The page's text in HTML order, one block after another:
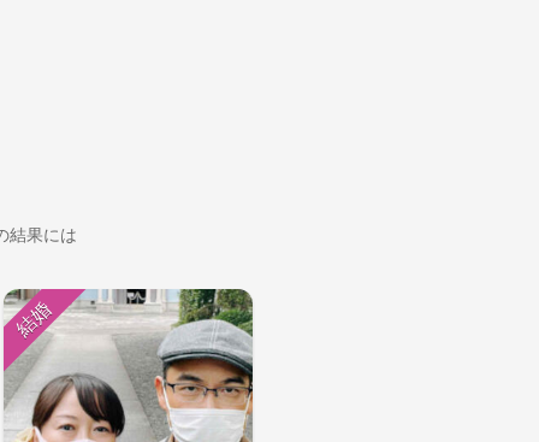
結果には
結婚